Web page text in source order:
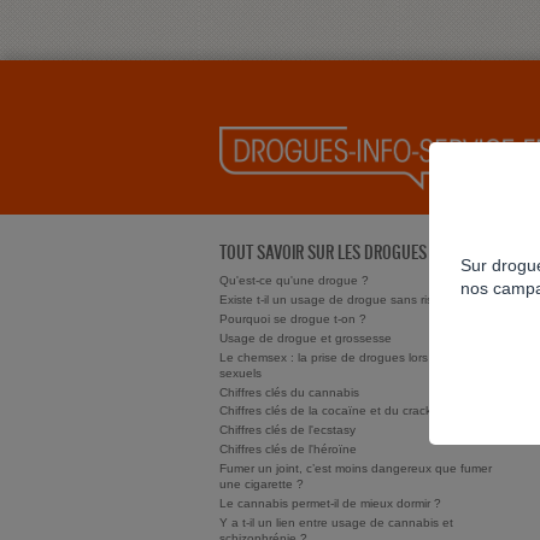
TOUT SAVOIR SUR LES DROGUES
Qu'est-ce qu'une drogue ?
Existe t-il un usage de drogue sans risque ?
Pourquoi se drogue t-on ?
Usage de drogue et grossesse
Le chemsex : la prise de drogues lors de rapports
sexuels
Chiffres clés du cannabis
Chiffres clés de la cocaïne et du crack/free base
Chiffres clés de l'ecstasy
Chiffres clés de l'héroïne
Fumer un joint, c’est moins dangereux que fumer
une cigarette ?
Le cannabis permet-il de mieux dormir ?
Y a t-il un lien entre usage de cannabis et
Sur
nos